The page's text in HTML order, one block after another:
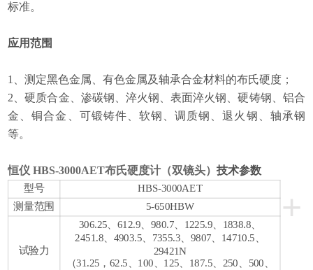
标准。
应用范围
1、测定黑色金属、有色金属及轴承合金材料的布氏硬度；
2、硬质合金、渗碳钢、淬火钢、表面淬火钢、硬铸钢、铝合
金、铜合金、可锻铸件、软钢、调质钢、退火钢、轴承钢
等。
恒仪 HBS-3000AET布氏硬度计（双镜头）技术参数
+
型号 HBS-3000AET
测量范围 5-650HBW
试验力
306.25、612.9、980.7、1225.9、1838.8、
2451.8、4903.5、7355.3、9807、14710.5、
29421N
（31.25，62.5、100、125、187.5、250、500、